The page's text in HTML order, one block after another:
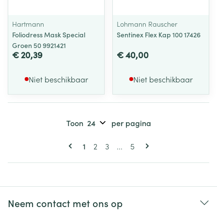
Hartmann
Foliodress Mask Special
Groen 50 9921421
€ 20,39
Niet beschikbaar
Lohmann Rauscher
Sentinex Flex Kap 100 17426
€ 40,00
Niet beschikbaar
Pagina's
U lees momenteel pagina
1 Pagina
2 Pagina
3 ... Pagina
5
Toon per pagina
Neem contact met ons op